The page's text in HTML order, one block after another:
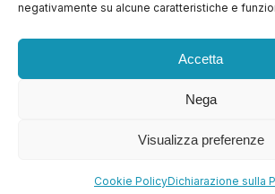
negativamente su alcune caratteristiche e
Accetta
Nega
Visualizza preferenze
Cookie PolicyDichiarazione sulla
info@soccorsowp.it